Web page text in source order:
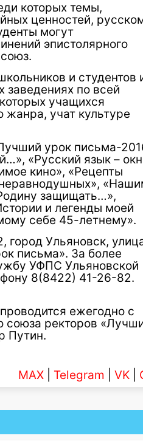
которых темы,
ценностей,
могут
эпистолярного
и студентов
заведениях по всей
учащихся
жанра, учат культуре
урок письма-
«Русский язык –
кино», «Рецепты
защищать…»,
и легенды моей
себе 45-летнему».
город Ульяновск,
письма». За более
УФПС Ульяновской
8(8422) 41-26-82.
ежегодно с
союза ректоров
Путин.
MAX Telegram VK